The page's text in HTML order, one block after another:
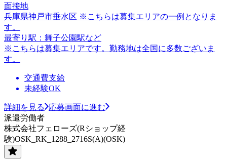
面接地
兵庫県神戸市垂水区 ※こちらは募集エリアの一例となりま
す。
最寄り駅：舞子公園駅など
※こちらは募集エリアです。勤務地は全国に多数ございま
す。
交通費支給
未経験OK
詳細を見る
応募画面に進む
派遣労働者
株式会社フェローズ(Rショップ経
験)OSK_RK_1288_2716S(A)(OSK)